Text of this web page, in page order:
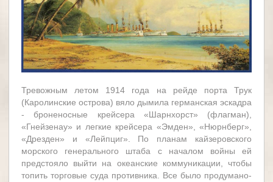
Тревожным летом 1914 года на рейде порта Трук
(Каролинские острова) вяло дымила германская эскадра
- броненосные крейсера «Шарнхорст» (флагман),
«Гнейзенау» и легкие крейсера «Эмден», «Нюрнберг»,
«Дрезден» и «Лейпциг». По планам кайзеровского
морского генерального штаба с началом войны ей
предстояло выйти на океанские коммуникации, чтобы
топить торговые суда противника. Все было продумано-